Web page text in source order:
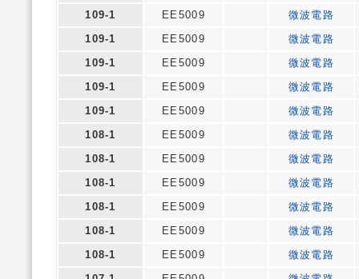
109-1
EE5009
微波電路
109-1
EE5009
微波電路
109-1
EE5009
微波電路
109-1
EE5009
微波電路
109-1
EE5009
微波電路
108-1
EE5009
微波電路
108-1
EE5009
微波電路
108-1
EE5009
微波電路
108-1
EE5009
微波電路
108-1
EE5009
微波電路
108-1
EE5009
微波電路